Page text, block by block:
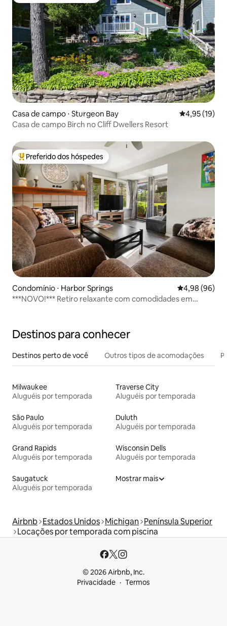
Casa de campo ⋅ Sturgeon Bay 4,95 de uma
4,95 (19)
Casa de campo Birch no Cliff Dwellers Resort
Entre os melhores preferidos dos hóspedes
Preferido dos hóspedes
Condomínio ⋅ Harbor Springs 4,98 de uma
4,98 (96)
***NOVO!*** Retiro relaxante com comodidades em
Destinos para conhecer
Destinos perto de você Outros tipos de acomodações
Milwaukee
Aluguéis por temporada
Traverse City
Aluguéis por temporada
São Paulo
Aluguéis por temporada
Duluth
Aluguéis por temporada
Grand Rapids
Aluguéis por temporada
Wisconsin Dells
Aluguéis por temporada
Saugatuck
Aluguéis por temporada
Mostrar mais
Airbnb Estados Unidos Michigan Península Superior
Locações por temporada com piscina
© 2026 Airbnb, Inc.
Privacidade
Termos